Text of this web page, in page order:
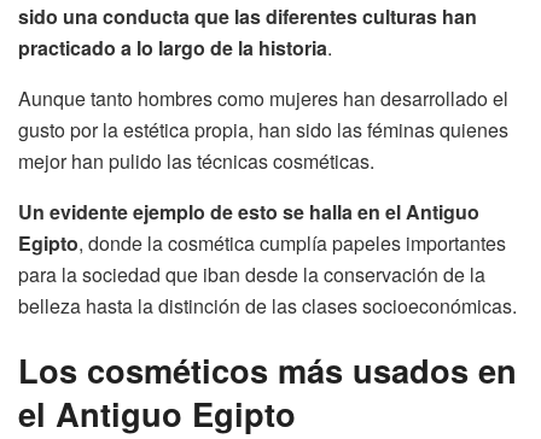
sido una conducta que las diferentes culturas han
practicado a lo largo de la historia.
Aunque tanto hombres como mujeres han desarrollado el
gusto por la estética propia, han sido las féminas quienes
mejor han pulido las técnicas cosméticas.
Un evidente ejemplo de esto se halla en el Antiguo
Egipto, donde la cosmética cumplía papeles importantes
para la sociedad que iban desde la conservación de la
belleza hasta la distinción de las clases socioeconómicas.
Los cosméticos más usados en
el Antiguo Egipto